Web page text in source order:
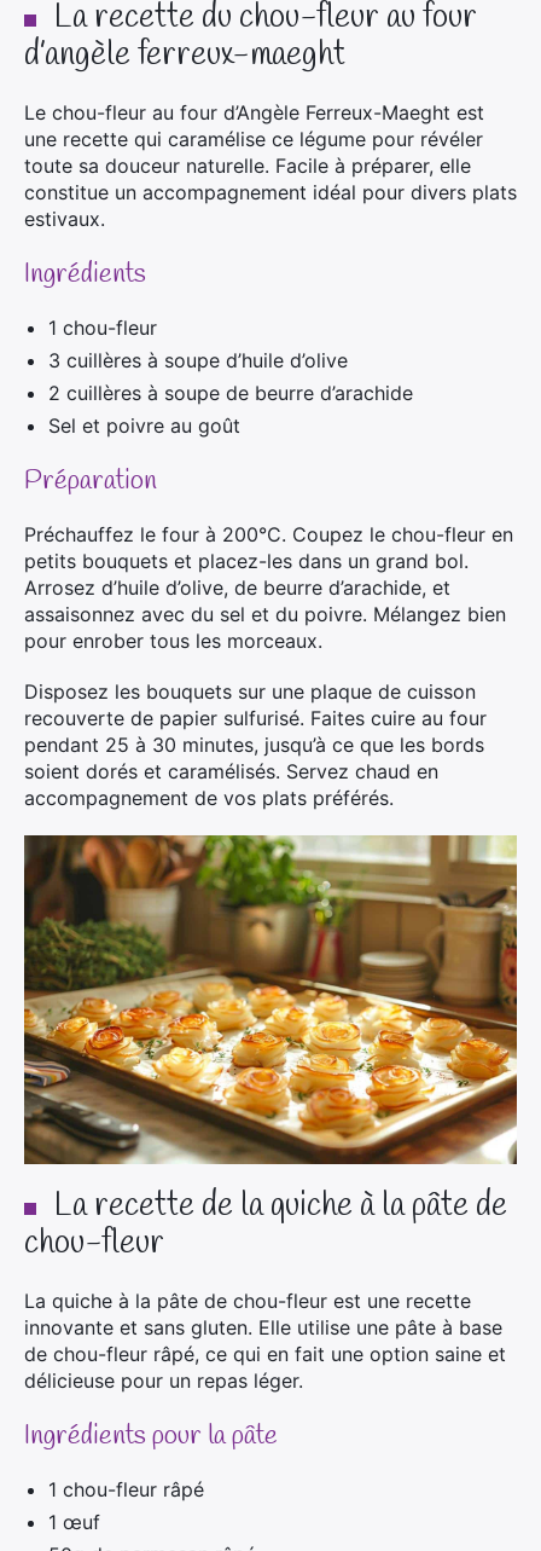
La recette du chou-fleur au four
d’angèle ferreux-maeght
Le chou-fleur au four d’Angèle Ferreux-Maeght est
une recette qui caramélise ce légume pour révéler
toute sa douceur naturelle. Facile à préparer, elle
constitue un accompagnement idéal pour divers plats
estivaux.
Ingrédients
1 chou-fleur
3 cuillères à soupe d’huile d’olive
2 cuillères à soupe de beurre d’arachide
Sel et poivre au goût
Préparation
Préchauffez le four à 200°C. Coupez le chou-fleur en
petits bouquets et placez-les dans un grand bol.
Arrosez d’huile d’olive, de beurre d’arachide, et
assaisonnez avec du sel et du poivre. Mélangez bien
pour enrober tous les morceaux.
Disposez les bouquets sur une plaque de cuisson
recouverte de papier sulfurisé. Faites cuire au four
pendant 25 à 30 minutes, jusqu’à ce que les bords
soient dorés et caramélisés. Servez chaud en
accompagnement de vos plats préférés.
La recette de la quiche à la pâte de
chou-fleur
La quiche à la pâte de chou-fleur est une recette
innovante et sans gluten. Elle utilise une pâte à base
de chou-fleur râpé, ce qui en fait une option saine et
délicieuse pour un repas léger.
Ingrédients pour la pâte
1 chou-fleur râpé
1 œuf